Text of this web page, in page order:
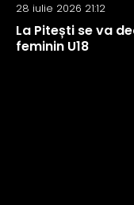
28 iulie 2026 21:12
La Pitești se va
feminin U18